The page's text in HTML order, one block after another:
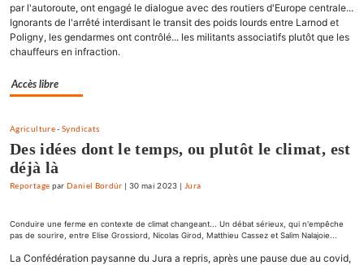
par l'autoroute, ont engagé le dialogue avec des routiers d'Europe centrale...
Ignorants de l'arrêté interdisant le transit des poids lourds entre Larnod et
Poligny, les gendarmes ont contrôlé... les militants associatifs plutôt que les
chauffeurs en infraction.
Accès libre
Agriculture-Syndicats
Des idées dont le temps, ou plutôt le climat, est
déjà là
Reportage parDaniel Bordür | 30 mai 2023 | Jura
Conduire une ferme en contexte de climat changeant... Un débat sérieux, qui n'empêche
pas de sourire, entre Elise Grossiord, Nicolas Girod, Matthieu Cassez et Salim Nalajoie...
La Confédération paysanne du Jura a repris, après une pause due au covid,